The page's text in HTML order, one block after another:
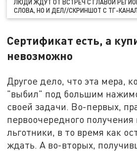
ЛЮДИ ЖДУТ ОТ ВСТРЕЧ С ГЛАВОЙ
СЛОВА, НО И ДЕЛ//СКРИНШОТ С ТГ-
Сертификат есть, а
невозможно
Другое дело, что эта мера,
"выбил" под большим
своей задачи. Во-первых,
первоочередного получения
льготники, в то время как
ждать. А во-вторых,